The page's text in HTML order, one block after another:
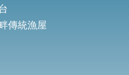
傳統漁屋